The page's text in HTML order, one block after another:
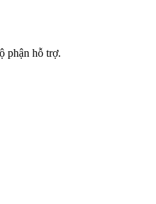
phận hỗ trợ.